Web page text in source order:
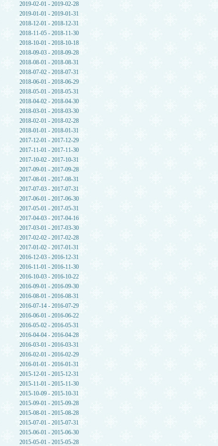
2019-02-01 - 2019-02-28
2019-01-01 - 2019-01-31
2018-12-01 - 2018-12-31
2018-11-05 - 2018-11-30
2018-10-01 - 2018-10-18
2018-09-03 - 2018-09-28
2018-08-01 - 2018-08-31
2018-07-02 - 2018-07-31
2018-06-01 - 2018-06-29
2018-05-01 - 2018-05-31
2018-04-02 - 2018-04-30
2018-03-01 - 2018-03-30
2018-02-01 - 2018-02-28
2018-01-01 - 2018-01-31
2017-12-01 - 2017-12-29
2017-11-01 - 2017-11-30
2017-10-02 - 2017-10-31
2017-09-01 - 2017-09-28
2017-08-01 - 2017-08-31
2017-07-03 - 2017-07-31
2017-06-01 - 2017-06-30
2017-05-01 - 2017-05-31
2017-04-03 - 2017-04-16
2017-03-01 - 2017-03-30
2017-02-02 - 2017-02-28
2017-01-02 - 2017-01-31
2016-12-03 - 2016-12-31
2016-11-01 - 2016-11-30
2016-10-03 - 2016-10-22
2016-09-01 - 2016-09-30
2016-08-01 - 2016-08-31
2016-07-14 - 2016-07-29
2016-06-01 - 2016-06-22
2016-05-02 - 2016-05-31
2016-04-04 - 2016-04-28
2016-03-01 - 2016-03-31
2016-02-01 - 2016-02-29
2016-01-01 - 2016-01-31
2015-12-01 - 2015-12-31
2015-11-01 - 2015-11-30
2015-10-09 - 2015-10-31
2015-09-01 - 2015-09-28
2015-08-01 - 2015-08-28
2015-07-01 - 2015-07-31
2015-06-01 - 2015-06-30
2015-05-01 - 2015-05-28